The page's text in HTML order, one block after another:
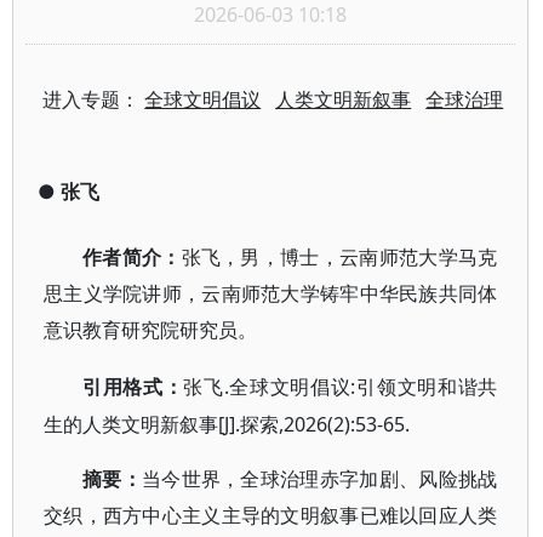
2026-06-03 10:18
进入专题：全球文明倡议 人类文明新叙事 全球治理
● 张飞
作者简介： 张飞，男，博士，云南师范大学马克
思主义学院讲师，云南师范大学铸牢中华民族共同体
意识教育研究院研究员。
引用格式：张飞.全球文明倡议:引领文明和谐共
生的人类文明新叙事[J].探索,2026(2):53-65.
摘要： 当今世界，全球治理赤字加剧、风险挑战
交织，西方中心主义主导的文明叙事已难以回应人类